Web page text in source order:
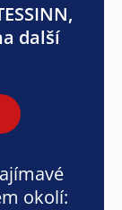
další
okolí: